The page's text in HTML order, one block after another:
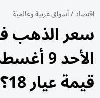
اقتصاد/أسواق عربية وعالمية
سعر الذهب
قيمة عيار 18؟